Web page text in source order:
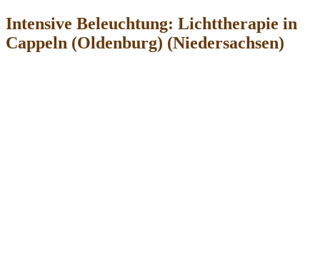
Intensive Beleuchtung: Lichttherapie in
Cappeln (Oldenburg) (Niedersachsen)